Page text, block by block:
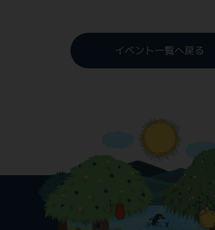
イベント一覧へ戻る